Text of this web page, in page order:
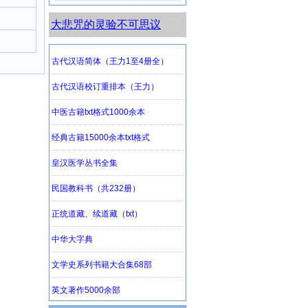
大悲咒的灵验不可思议